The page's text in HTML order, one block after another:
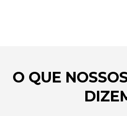
O QUE